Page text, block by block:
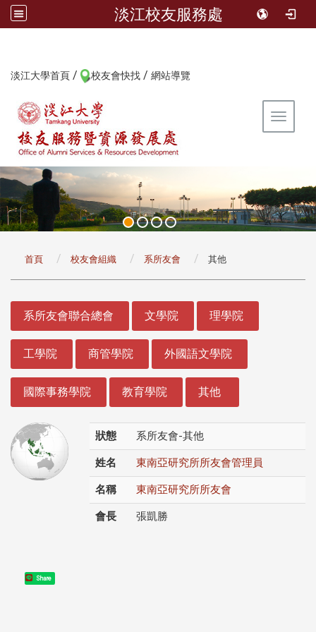
淡江校友服務處
淡江大學首頁 / 校友會快找 / 網站導覽
Toggle
首頁 校友會組織 系所友會 其他
系所友會聯合總會 文學院 理學院
工學院 商管學院 外國語文學院
國際事務學院 教育學院 其他
狀態 系所友會-其他
姓名 東南亞研究所所友會管理員
名稱 東南亞研究所所友會
會長 張凱勝
Share